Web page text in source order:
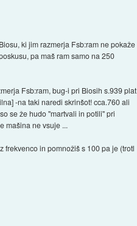
ki jim razmerja Fsb:ram ne pokaže
pa maš ram samo na 250
Fsb:ram, bug-i pri Biosih s.939 plat
-na taki naredi skrinšot! cca.760 ali
se že hudo "martvali in potili" pri
mašina ne vsuje ...
frekvenco in pomnožiš s 100 pa je (trotl